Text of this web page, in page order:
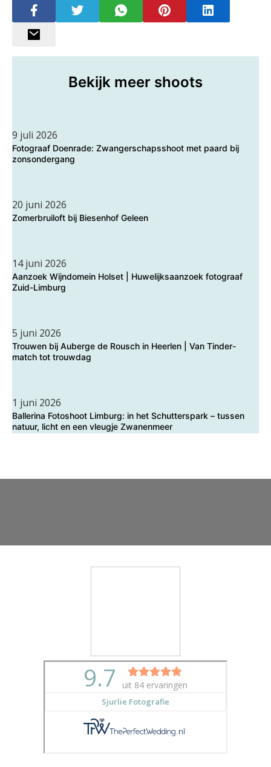
Bekijk meer shoots
9 juli 2026
Fotograaf Doenrade: Zwangerschapsshoot met paard bij
zonsondergang
20 juni 2026
Zomerbruiloft bij Biesenhof Geleen
14 juni 2026
Aanzoek Wijndomein Holset | Huwelijksaanzoek fotograaf
Zuid-Limburg
5 juni 2026
Trouwen bij Auberge de Rousch in Heerlen | Van Tinder-
match tot trouwdag
1 juni 2026
Ballerina Fotoshoot Limburg: in het Schutterspark – tussen
natuur, licht en een vleugje Zwanenmeer